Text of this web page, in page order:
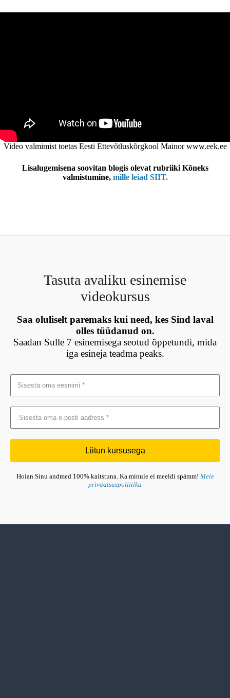
Video valmimist toetas Eesti Ettevõtluskõrgkool Mainor www.eek.ee
Lisalugemisena soovitan blogis olevat rubriiki Kõneks
valmistumine, mille leiad SIIT.
Tasuta avaliku esinemise
videokursus
Saa oluliselt paremaks kui need, kes Sind laval
olles tüüdanud on.
Saadan Sulle 7 esinemisega seotud õppetundi, mida
iga esineja teadma peaks.
Liitun kursusega
n
Hoian Sinu andmed 100% kaitstuna. Ka minule ei meeldi spämm! Meie
privaatsuspoliitika